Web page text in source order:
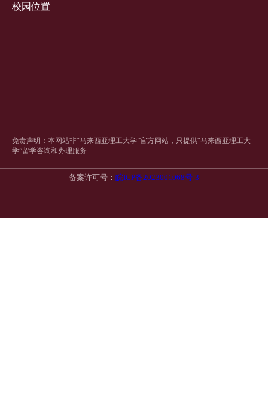
校园位置
免责声明：本网站非“马来西亚理工大学”官方网站，只提供“马来西亚理工大
学”留学咨询和办理服务
备案许可号： 皖ICP备2023001068号-3